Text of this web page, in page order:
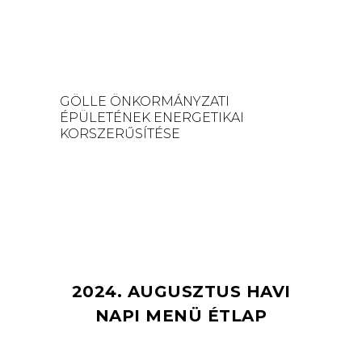
GÖLLE ÖNKORMÁNYZATI
ÉPÜLETÉNEK ENERGETIKAI
KORSZERŰSÍTÉSE
2024. AUGUSZTUS HAVI
NAPI MENÜ ÉTLAP